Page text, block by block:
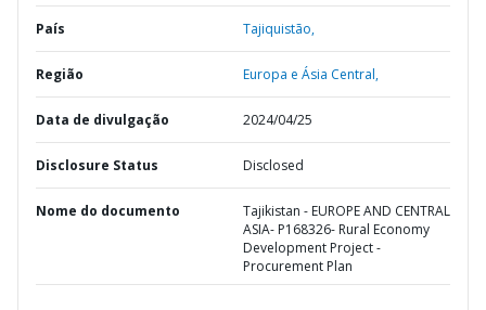
País Tajiquistão,
Região Europa e Ásia Central,
Data de divulgação 2024/04/25
Disclosure Status Disclosed
Nome do documento
Tajikistan - EUROPE AND CENTRAL
ASIA- P168326- Rural Economy
Development Project -
Procurement Plan